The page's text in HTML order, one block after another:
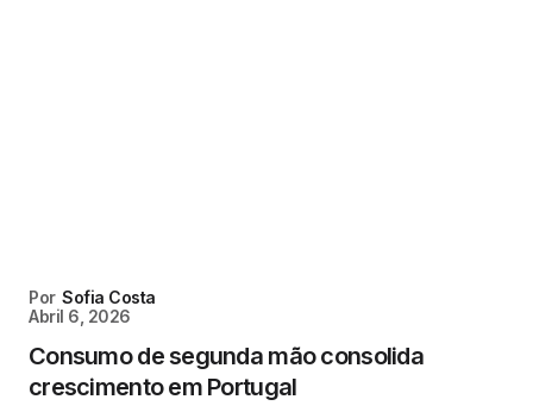
Por Sofia Costa
Abril 6, 2026
Consumo de segunda mão consolida
crescimento em Portugal